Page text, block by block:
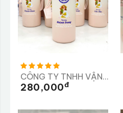
CÔNG TY TNHH VẬN TẢI VÀ XÂY DỰNG TRÀ MY
280,000Đ